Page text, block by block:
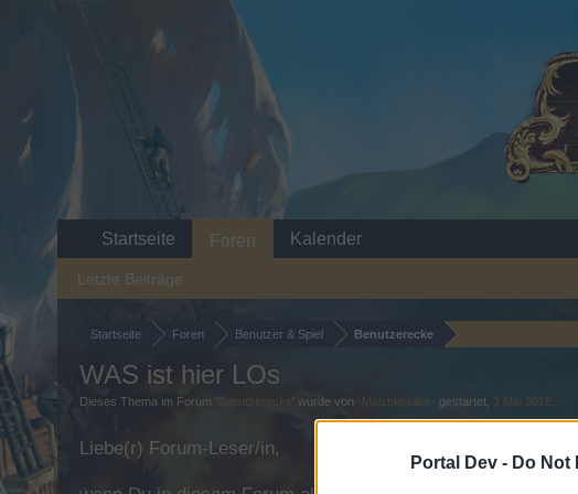
Portal Dev - Do Not
Startseite Foren Benutzer & Spiel Benutzerecke
WAS ist hier LOs
Dieses Thema im Forum ' Benutzerecke ' wurde von -Malzbierkiller- gestartet, 3 Mai 2018
Liebe(r) Forum-Leser/in,
Startseite Foren
Letzte Beiträge
Kalender